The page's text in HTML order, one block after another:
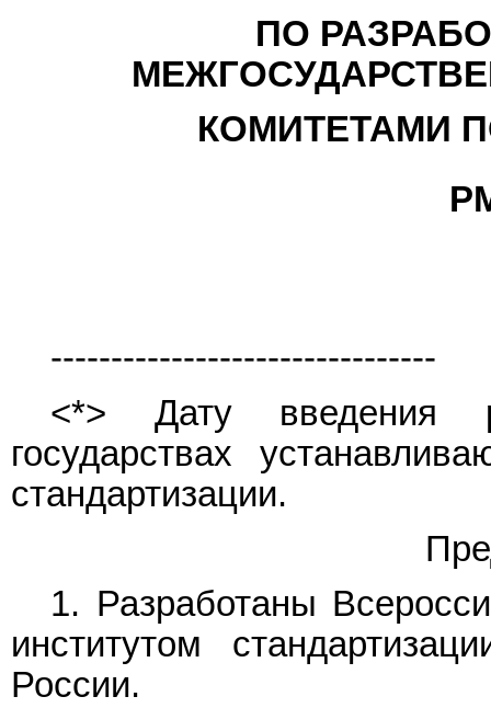
ПО
КОМИТЕТАМИ
--------------------------------
<*> Дату введения
государствах
стандартизации.
1. Разработаны
институтом
России.